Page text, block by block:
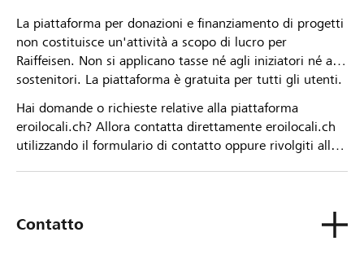
La piattaforma per donazioni e finanziamento di progetti
non costituisce un'attività a scopo di lucro per
Raiffeisen. Non si applicano tasse né agli iniziatori né ai
sostenitori. La piattaforma è gratuita per tutti gli utenti.
Hai domande o richieste relative alla piattaforma
eroilocali.ch? Allora contatta direttamente eroilocali.ch
utilizzando il formulario di contatto oppure rivolgiti alla
Contatto